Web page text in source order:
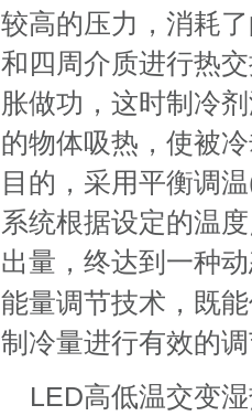
较高的压力，消耗
和四周介质进行热
胀做功，这时制冷
的物体吸热，使被
目的，采用平衡调
系统根据设定的温
出量，终达到一种
能量调节技术，既
制冷量进行有效的
LED高低温交变